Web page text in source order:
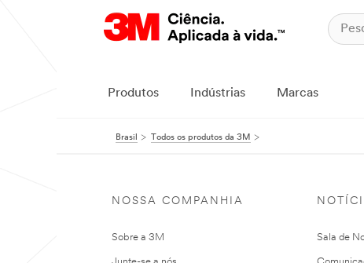
Produtos Indústrias Marcas
Brasil Todos os produtos da 3M
NOSSA COMPANHIA
Sobre a 3M Sala de